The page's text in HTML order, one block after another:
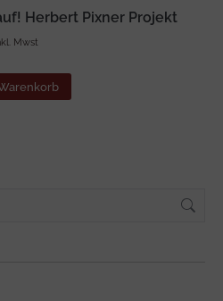
Herbert Pixner Projekt
Mwst